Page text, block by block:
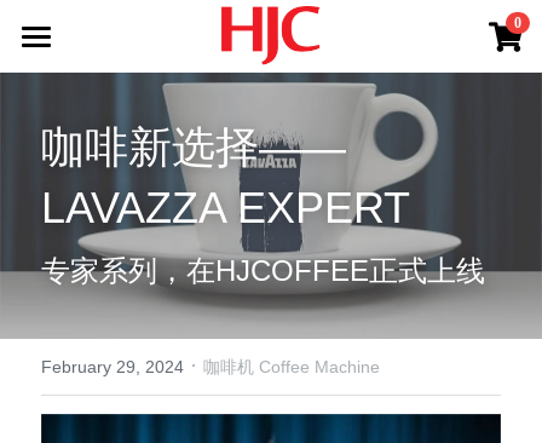
0
Office Coffee Service
Products
Jura
Lavazza
Latte Art Factory
HJC Services
Blog
About HJC
Log In
咖啡新选择——
LAVAZZA EXPERT
专家系列，在HJCOFFEE正式上线
February 29, 2024 · 咖啡机 Coffee Machine
×
STORE CATEGORIES
All Categories